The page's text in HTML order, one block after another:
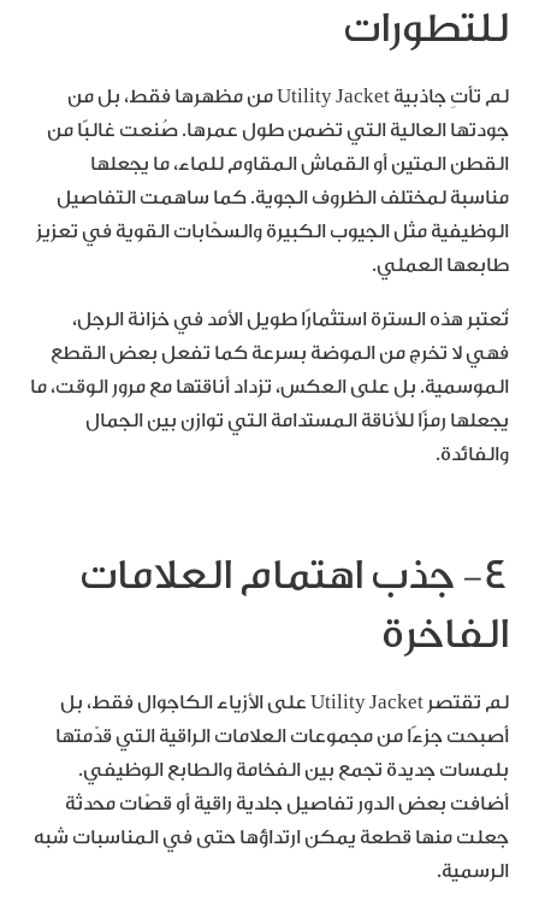
للتطورات
لم تأتِ جاذبية Utility Jacket من مظهرها فقط، بل من
جودتها العالية التي تضمن طول عمرها. صُنعت غالبًا من
القطن المتين أو القماش المقاوم للماء، ما يجعلها
مناسبة لمختلف الظروف الجوية. كما ساهمت التفاصيل
الوظيفية مثل الجيوب الكبيرة والسحّابات القوية في تعزيز
طابعها العملي.
تُعتبر هذه السترة استثمارًا طويل الأمد في خزانة الرجل،
فهي لا تخرج من الموضة بسرعة كما تفعل بعض القطع
الموسمية. بل على العكس، تزداد أناقتها مع مرور الوقت، ما
يجعلها رمزًا للأناقة المستدامة التي توازن بين الجمال
والفائدة.
٤- جذب اهتمام العلامات
الفاخرة
لم تقتصر Utility Jacket على الأزياء الكاجوال فقط، بل
أصبحت جزءًا من مجموعات العلامات الراقية التي قدّمتها
بلمسات جديدة تجمع بين الفخامة والطابع الوظيفي.
أضافت بعض الدور تفاصيل جلدية راقية أو قصّات محدثة
جعلت منها قطعة يمكن ارتداؤها حتى في المناسبات شبه
الرسمية.